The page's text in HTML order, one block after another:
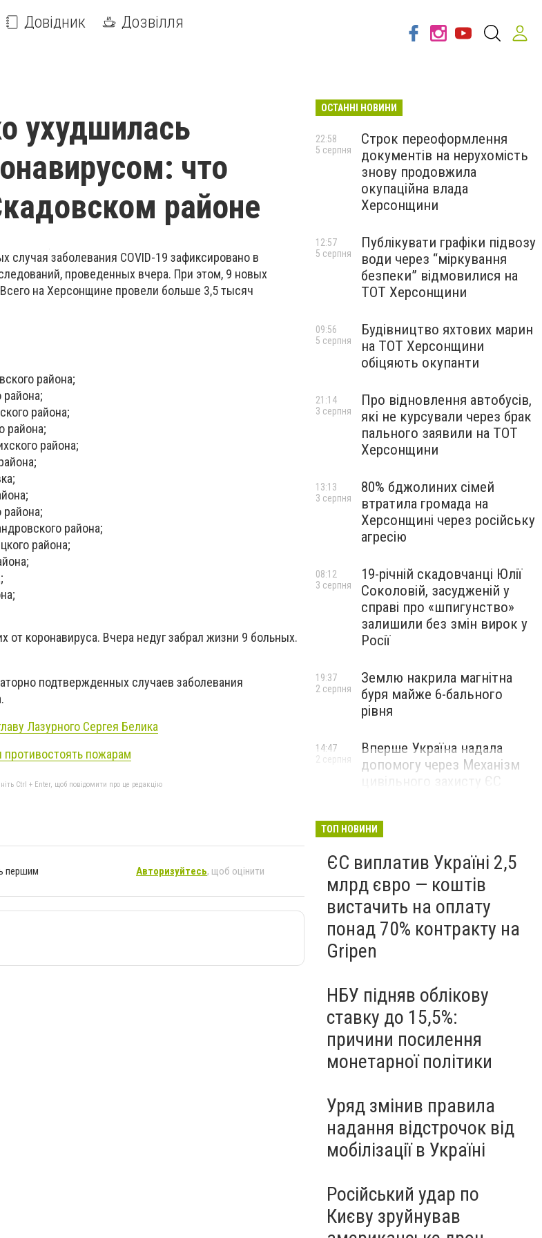
Довідник Дозвілля
ухудшилась
что
районе
заболевания COVID-19 зафиксировано в
проведенных вчера. При этом, 9 новых
на Херсонщине провели больше 3,5 тысяч
района;
района;
района;
района;
района;
района;
коронавируса. Вчера недуг забрал жизни 9 больных.
подтвержденных случаев заболевания
Лазурного Сергея Белика
противостоять пожарам
Ctrl + Enter, щоб повідомити про це редакцію
першим Авторизуйтесь, щоб оцінити
ОСТАННІ НОВИНИ
Строк переоформлення
документів на нерухомість
знову продовжила
окупаційна влада
Херсонщини
22:58
5 серпня
Публікувати графіки підвозу
води через “міркування
безпеки” відмовилися на
ТОТ Херсонщини
12:57
5 серпня
Будівництво яхтових марин
на ТОТ Херсонщини
обіцяють окупанти
09:56
5 серпня
Про відновлення автобусів,
які не курсували через брак
пального заявили на ТОТ
Херсонщини
21:14
3 серпня
80% бджолиних сімей
втратила громада на
Херсонщині через російську
агресію
13:13
3 серпня
19-річній скадовчанці Юлії
Соколовій, засудженій у
справі про «шпигунство»
залишили без змін вирок у
Росії
08:12
3 серпня
Землю накрила магнітна
буря майже 6-бального
рівня
19:37
2 серпня
Вперше Україна надала
допомогу через Механізм
цивільного захисту ЄС
14:47
2 серпня
ТОП НОВИНИ
ЄС виплатив Україні 2,5
млрд євро — коштів
вистачить на оплату
понад 70% контракту на
Gripen
НБУ підняв облікову
ставку до 15,5%:
причини посилення
монетарної політики
Уряд змінив правила
надання відстрочок від
мобілізації в Україні
Російський удар по
Києву зруйнував